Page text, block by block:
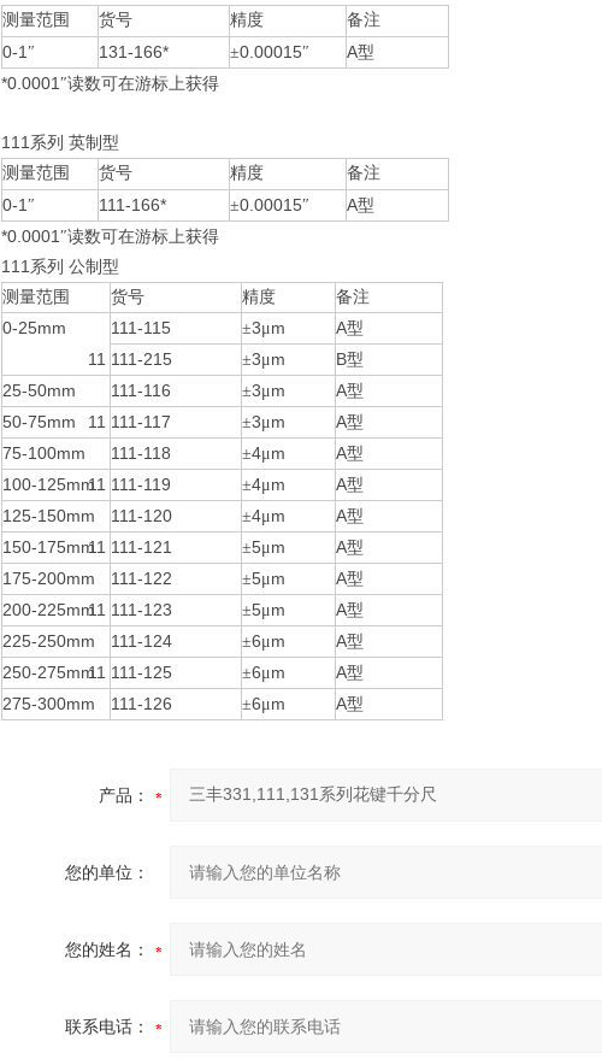
测量范围
货号 精度 备注
0-1 ″ 131-166* ±0.00015″ A型
*0.0001 ″读数可在游标上获得
111 系列 英制型
测量范围
货号 精度 备注
0-1 ″ 111-166* ±0.00015″ A型
*0.0001 ″读数可在游标上获得
111 系列 公制型
测量范围
货号 精度 备注
0-25mm 111-115 ±3μm A型
11 111-215 ±3μm B型
25-50mm 111-116 ±3μm A型
50-75mm 11 111-117 ±3μm A型
75-100mm 111-118 ±4μm A型
100-125mm11 111-119 ±4μm A型
125-150mm 111-120 ±4μm A型
150-175mm11 111-121 ±5μm A型
175-200mm 111-122 ±5μm A型
200-225mm11 111-123 ±5μm A型
225-250mm 111-124 ±6μm A型
250-275mm11 111-125 ±6μm A型
275-300mm 111-126 ±6μm A型
产品：
您的单位：
您的姓名：
联系电话：